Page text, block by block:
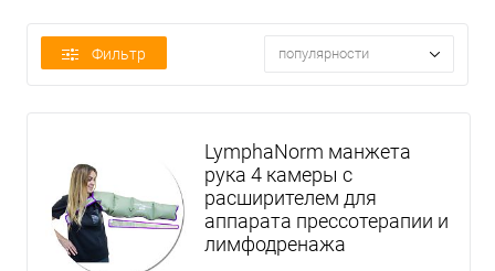
Фильтр популярности
LymphaNorm манжета
рука 4 камеры с
расширителем для
аппарата прессотерапии и
лимфодренажа